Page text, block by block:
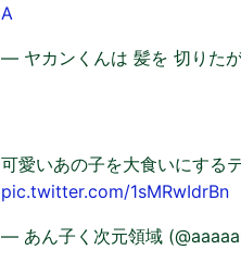
A
— ヤカンくんは 髪を 切りた
可愛いあの子を大食いにする
pic.twitter.com/1sMRwIdrBn
— あん子く次元領域